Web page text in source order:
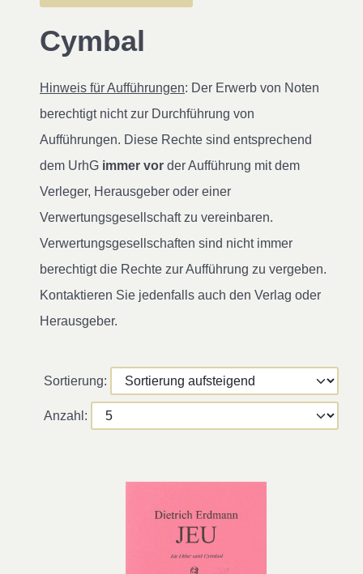
Cymbal
Hinweis für Aufführungen: Der Erwerb von Noten
berechtigt nicht zur Durchführung von
Aufführungen. Diese Rechte sind entsprechend
dem UrhG immer vor der Aufführung mit dem
Verleger, Herausgeber oder einer
Verwertungsgesellschaft zu vereinbaren.
Verwertungsgesellschaften sind nicht immer
berechtigt die Rechte zur Aufführung zu vergeben.
Kontaktieren Sie jedenfalls auch den Verlag oder
Herausgeber.
Sortierung:
Anzahl: